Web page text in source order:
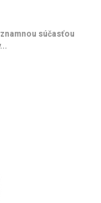
súčasťou